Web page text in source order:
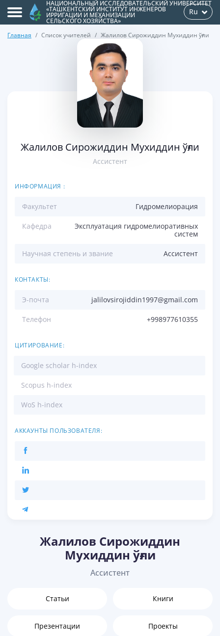
НАЦИОНАЛЬНЫЙ ИССЛЕДОВАТЕЛЬСКИЙ УНИВЕРСИТЕТ
«ТАШКЕНТСКИЙ ИНСТИТУТ ИНЖЕНЕРОВ
ИРРИГАЦИИ И МЕХАНИЗАЦИИ
СЕЛЬСКОГО ХОЗЯЙСТВА»
Ru
Главная Список учителей Жалилов Сирожиддин Мухиддин ўғли
Жалилов Сирожиддин Мухиддин ўғли
Ассистент
ИНФОРМАЦИЯ :
Факультет Гидромелиорация
Кафедра
Эксплуатация гидромелиоративных
систем
Научная степень и звание Ассистент
КОНТАКТЫ:
Э-почта jalilovsirojiddin1997@gmail.com
Телефон +998977610355
ЦИТИРОВАНИЕ:
Google scholar h-index
Scopus h-index
WoS h-index
АККАУНТЫ ПОЛЬЗОВАТЕЛЯ:
Жалилов Сирожиддин
Мухиддин ўғли
Ассистент
Статьи Книги
Презентации Проекты